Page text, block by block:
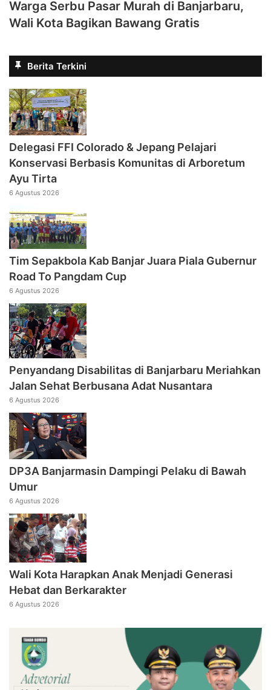
Warga Serbu Pasar Murah di Banjarbaru,
Wali Kota Bagikan Bawang Gratis
Berita Terkini
Delegasi FFI Colorado & Jepang Pelajari
Konservasi Berbasis Komunitas di Arboretum
Ayu Tirta
6 Agustus 2026
Tim Sepakbola Kab Banjar Juara Piala Gubernur
Road To Pangdam Cup
6 Agustus 2026
Penyandang Disabilitas di Banjarbaru Meriahkan
Jalan Sehat Berbusana Adat Nusantara
6 Agustus 2026
DP3A Banjarmasin Dampingi Pelaku di Bawah
Umur
6 Agustus 2026
Wali Kota Harapkan Anak Menjadi Generasi
Hebat dan Berkarakter
6 Agustus 2026